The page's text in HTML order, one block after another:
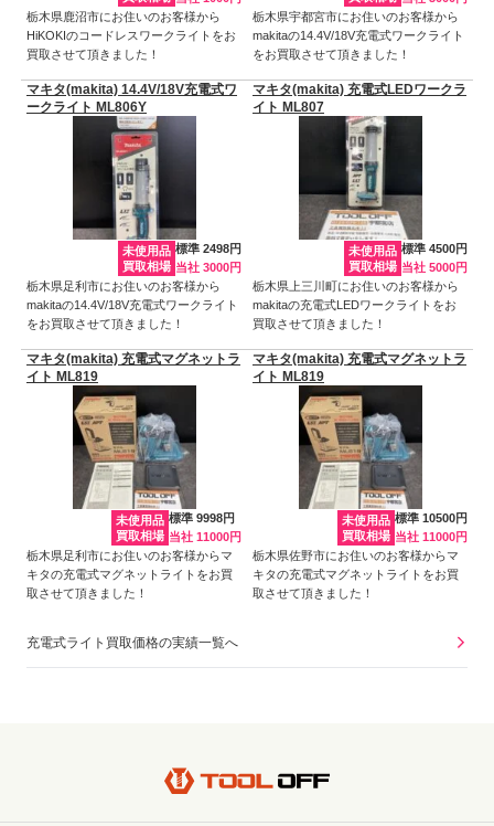
栃木県鹿沼市にお住いのお客様から
HiKOKIのコードレスワークライトをお
買取させて頂きました！
栃木県宇都宮市にお住いのお客様から
makitaの14.4V/18V充電式ワークライト
をお買取させて頂きました！
マキタ(makita) 14.4V/18V充電式ワ
ークライト ML806Y
未使用品
買取相場
標準 2498円
当社 3000円
栃木県足利市にお住いのお客様から
makitaの14.4V/18V充電式ワークライト
をお買取させて頂きました！
マキタ(makita) 充電式LEDワークラ
イト ML807
未使用品
買取相場
標準 4500円
当社 5000円
栃木県上三川町にお住いのお客様から
makitaの充電式LEDワークライトをお
買取させて頂きました！
マキタ(makita) 充電式マグネットラ
イト ML819
未使用品
買取相場
標準 9998円
当社 11000円
栃木県足利市にお住いのお客様からマ
キタの充電式マグネットライトをお買
取させて頂きました！
マキタ(makita) 充電式マグネットラ
イト ML819
未使用品
買取相場
標準 10500円
当社 11000円
栃木県佐野市にお住いのお客様からマ
キタの充電式マグネットライトをお買
取させて頂きました！
充電式ライト買取価格の実績一覧へ